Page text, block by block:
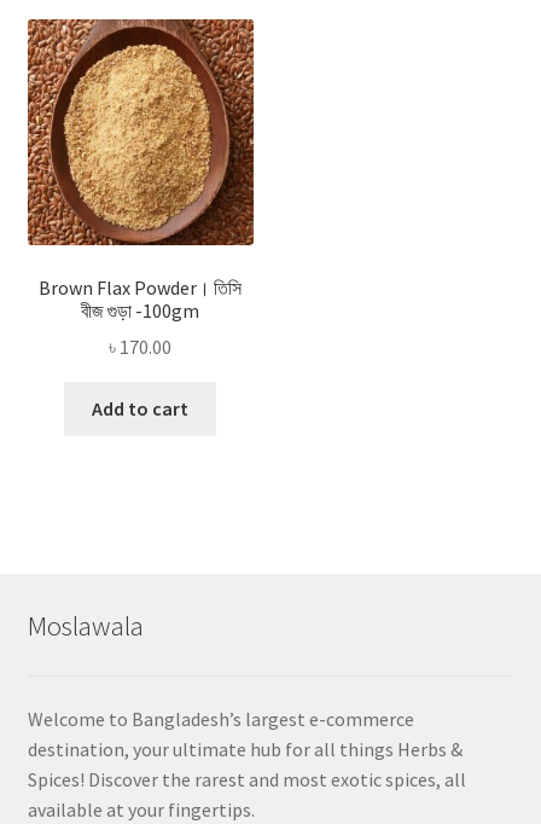
Brown Flax Powder। তিসি
বীজ গুড়া -100gm
৳ 170.00
Add to cart
Moslawala
Welcome to Bangladesh’s largest e-commerce
destination, your ultimate hub for all things Herbs &
Spices! Discover the rarest and most exotic spices, all
available at your fingertips.